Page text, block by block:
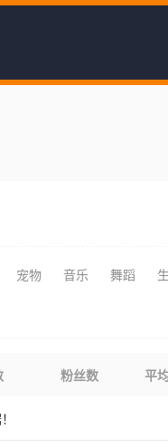
宠物 音乐 舞蹈
粉丝数 平